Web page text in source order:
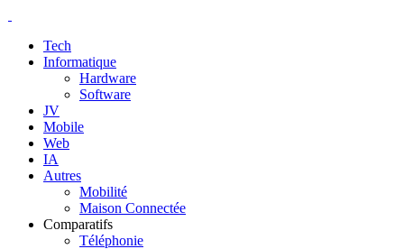
Tech
Informatique
Hardware
Software
JV
Mobile
Web
IA
Autres
Mobilité
Maison Connectée
Comparatifs
Téléphonie